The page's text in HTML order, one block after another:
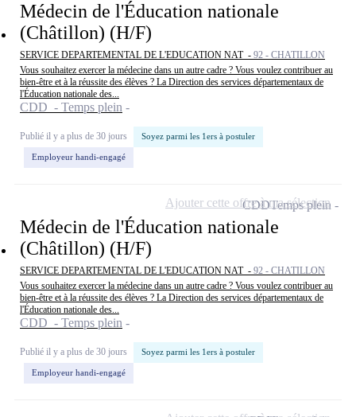
Médecin de l'Éducation nationale
(Châtillon) (H/F)
SERVICE DEPARTEMENTAL DE L'EDUCATION NAT - 92 - CHATILLON
Vous souhaitez exercer la médecine dans un autre cadre ? Vous voulez contribuer au
bien-être et à la réussite des élèves ? La Direction des services départementaux de
l'Éducation nationale des...
CDD - Temps plein
Publié il y a plus de 30 jours Soyez parmi les 1ers à postuler
Employeur handi-engagé
Médecin de l'Éducation nationale
(Châtillon) (H/F)
SERVICE DEPARTEMENTAL DE L'EDUCATION NAT - 92 - CHATILLON
Vous souhaitez exercer la médecine dans un autre cadre ? Vous voulez contribuer au
bien-être et à la réussite des élèves ? La Direction des services départementaux de
l'Éducation nationale des...
CDD - Temps plein
Publié il y a plus de 30 jours Soyez parmi les 1ers à postuler
Employeur handi-engagé
CDDTemps plein
Ajouter cette offre à ma sélection